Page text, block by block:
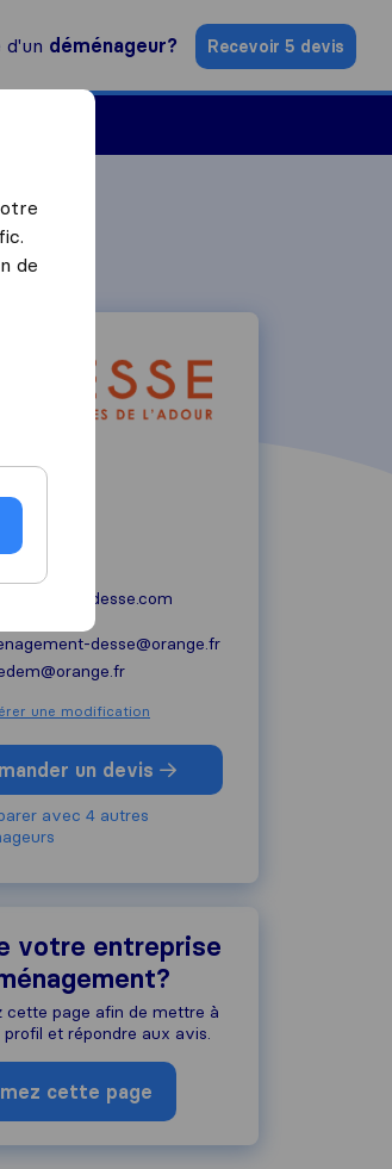
d'un déménageur? Recevoir 5 devis
des Roses
Anglet
45 21
desse.com
desse@orange.fr
une modification
un devis
avec 4 autres
votre entreprise
cette page afin de mettre à
et répondre aux avis.
cette page
de